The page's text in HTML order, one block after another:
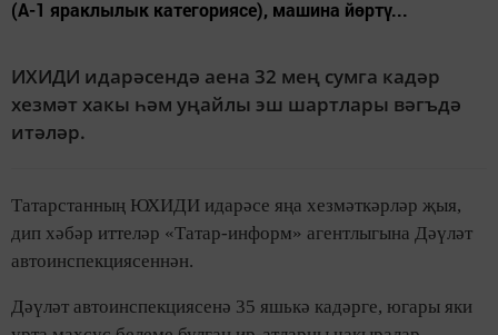
(А-1 яраклылык категориясе), машина йөртү...
ИХИДИ идарәсендә аена 32 мең сумга кадәр
хезмәт хакы һәм уңайлы эш шартлары вәгъдә
итәләр.
Татарстанның ЮХИДИ идарәсе яңа хезмәткәрләр җыя,
дип хәбәр иттеләр «Татар-информ» агентлыгына Дәүләт
автоинспекциясеннән.
Дәүләт автоинспекциясенә 35 яшькә кадәрге, югары яки